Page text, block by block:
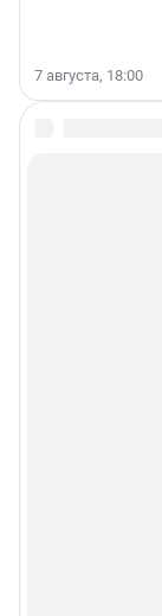
7 августа, 18:00